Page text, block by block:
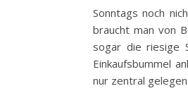
Sonntags noch
braucht man von
sogar die riesige
Einkaufsbummel
nur zentral